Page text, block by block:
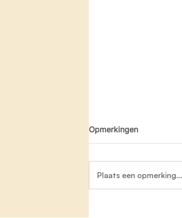
Opmerkingen
Plaats een opmerking...